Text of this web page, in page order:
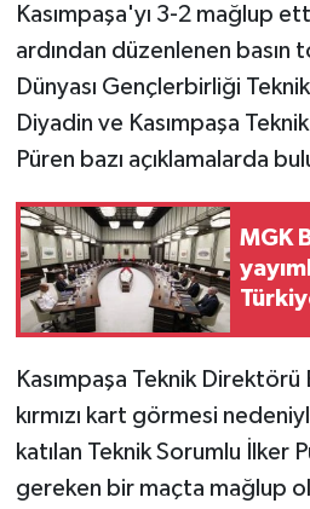
Kasımpaşa'yı 3-2 mağlup
ardından düzenlenen basın
Dünyası Gençlerbirliği
Diyadin ve Kasımpaşa
Püren bazı açıklamalarda
MGK
Kasımpaşa Teknik
kırmızı kart görmesi
katılan Teknik Sorumlu İlker
gereken bir maçta mağlup